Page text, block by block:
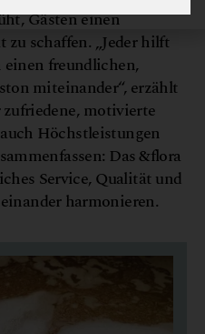
Gästen einen
schaffen. „Jeder hilft
einen freundlichen,
miteinander“, erzählt
motivierte
Höchstleistungen
Das &flora
Service, Qualität und
harmonieren.